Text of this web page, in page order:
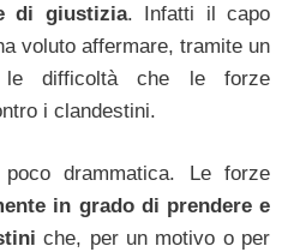
di giustizia. Infatti il capo
voluto affermare, tramite un
le difficoltà che le forze
i clandestini.
drammatica. Le forze
in grado di prendere e
che, per un motivo o per